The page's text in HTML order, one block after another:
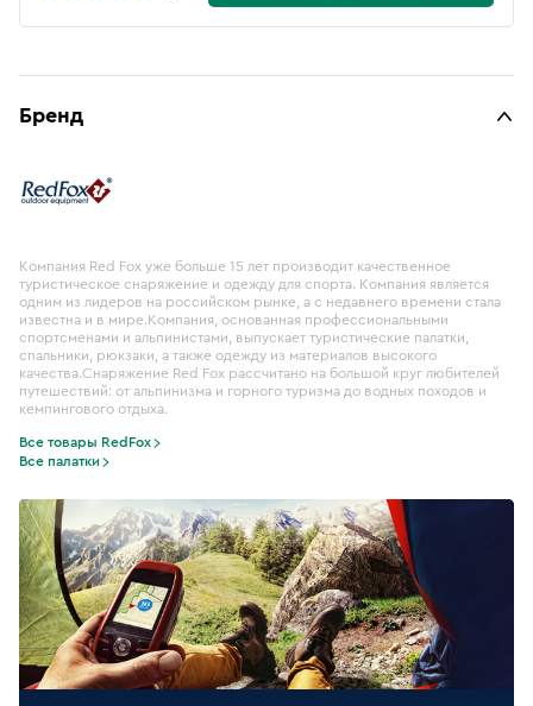
Бренд
Компания Red Fox уже больше 15 лет производит качественное
туристическое снаряжение и одежду для спорта. Компания является
одним из лидеров на российском рынке, а с недавнего времени стала
известна и в мире.Компания, основанная профессиональными
спортсменами и альпинистами, выпускает туристические палатки,
спальники, рюкзаки, а также одежду из материалов высокого
качества.Снаряжение Red Fox рассчитано на большой круг любителей
путешествий: от альпинизма и горного туризма до водных походов и
кемпингового отдыха.
Все товары RedFox
Все палатки